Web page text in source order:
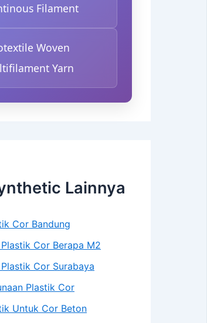
Filament
Woven
Yarn
Lainnya
Cor Bandung
Plastik Cor Berapa M2
Cor Surabaya
Plastik Cor
Untuk Cor Beton